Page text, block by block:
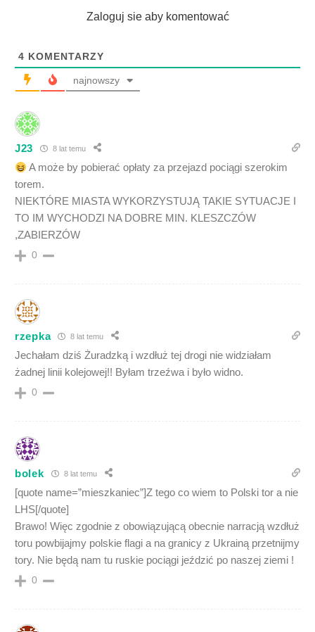
Zaloguj sie aby komentować
4 KOMENTARZY
najnowszy
J23 8 lat temu
A może by pobierać opłaty za przejazd pociągi szerokim
torem.
NIEKTÓRE MIASTA WYKORZYSTUJĄ TAKIE SYTUACJE I
TO IM WYCHODZI NA DOBRE MIN. KLESZCZÓW
,ZABIERZÓW
0
rzepka 8 lat temu
Jechałam dziś Żuradzką i wzdłuż tej drogi nie widziałam
żadnej linii kolejowej!! Byłam trzeźwa i było widno.
0
bolek 8 lat temu
[quote name=”mieszkaniec”]Z tego co wiem to Polski tor a nie
LHS[/quote]
Brawo! Więc zgodnie z obowiązującą obecnie narracją wzdłuż
toru powbijajmy polskie flagi a na granicy z Ukrainą przetnijmy
tory. Nie będą nam tu ruskie pociągi jeździć po naszej ziemi !
0